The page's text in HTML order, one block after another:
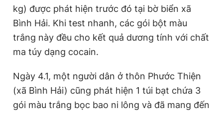
i
m
e
n
kg) được phát hiện trước đó tại bờ biển xã
Bình Hải. Khi test nhanh, các gói bột màu
trắng này đều cho kết quả dương tính với chất
ma túy dạng cocain.
Ngày 4.1, một người dân ở thôn Phước Thiện
(xã Bình Hải) cũng phát hiện 1 túi bạt chứa 3
gói màu trắng bọc bao ni lông và đã mang đến